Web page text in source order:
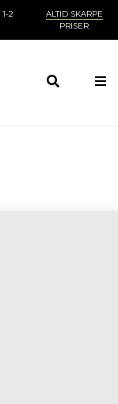
1-2
ALTID SKARPE
PRISER